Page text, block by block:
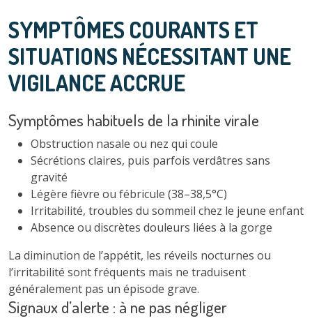
SYMPTÔMES COURANTS ET
SITUATIONS NÉCESSITANT UNE
VIGILANCE ACCRUE
Symptômes habituels de la rhinite virale
Obstruction nasale ou nez qui coule
Sécrétions claires, puis parfois verdâtres sans
gravité
Légère fièvre ou fébricule (38–38,5°C)
Irritabilité, troubles du sommeil chez le jeune enfant
Absence ou discrètes douleurs liées à la gorge
La diminution de l’appétit, les réveils nocturnes ou
l’irritabilité sont fréquents mais ne traduisent
généralement pas un épisode grave.
Signaux d’alerte : à ne pas négliger